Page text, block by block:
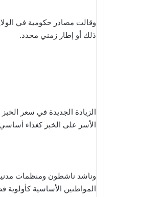
وقالت مصادر حكومية في
ذلك أو إطار زمني محدد.
الزيادة الجديدة في سعر
الأسر على الخبز كغذاء
وناشد ناشطون ومنظمات مدنية
المواطنين الأساسية